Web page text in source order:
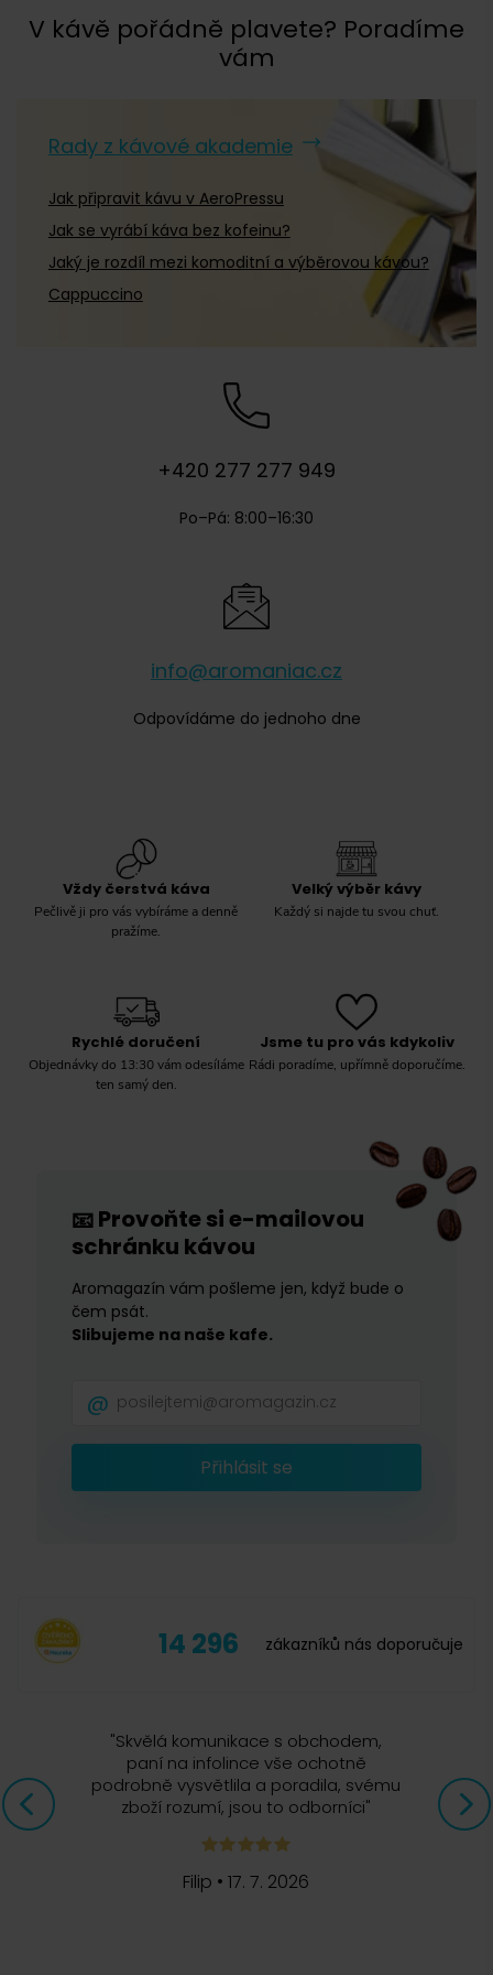
V kávě pořádně plavete? Poradíme
vám
Rady z kávové akademie
Jak připravit kávu v AeroPressu
Jak se vyrábí káva bez kofeinu?
Jaký je rozdíl mezi komoditní a výběrovou kávou?
Cappuccino
+420 277 277 949
Po–Pá: 8:00–16:30
info@aromaniac.cz
Odpovídáme do jednoho dne
Vždy čerstvá káva
Pečlivě ji pro vás vybíráme a denně
pražíme.
Velký výběr kávy
Každý si najde tu svou chuť.
Rychlé doručení
Objednávky do 13:30 vám odesíláme
ten samý den.
Jsme tu pro vás kdykoliv
Rádi poradíme, upřímně doporučíme.
📧Provoňte si e-mailovou
schránku kávou
Aromagazín vám pošleme jen, když bude o
čem psát.
Slibujeme na naše kafe.
Přihlásit se
14 296 zákazníků nás doporučuje
"Skvělá komunikace s obchodem,
paní na infolince vše ochotně
podrobně vysvětlila a poradila, svému
zboží rozumí, jsou to odborníci"
Filip •17. 7. 2026